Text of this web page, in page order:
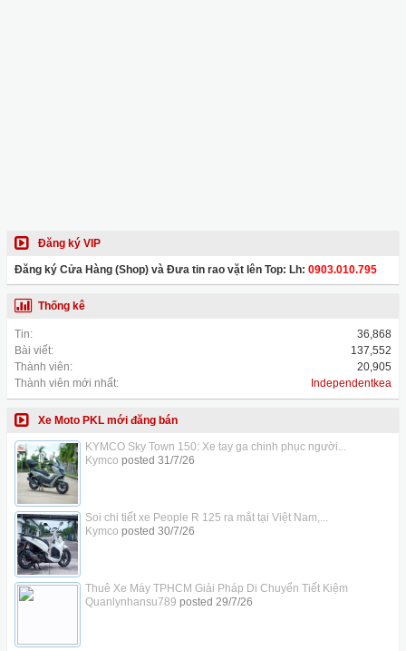
Đăng ký VIP
Đăng ký Cửa Hàng (Shop) và Đưa tin rao vặt lên Top: Lh: 0903.010.795
Thống kê
Tin:
36,868
Bài viết:
137,552
Thành viên:
20,905
Thành viên mới nhất:
Independentkea
Xe Moto PKL mới đăng bán
KYMCO Sky Town 150: Xe tay ga chinh phục người...
Kymco posted 31/7/26
Soi chi tiết xe People R 125 ra mắt tại Việt Nam,...
Kymco posted 30/7/26
Thuê Xe Máy TPHCM Giải Pháp Di Chuyển Tiết Kiệm
Quanlynhansu789 posted 29/7/26